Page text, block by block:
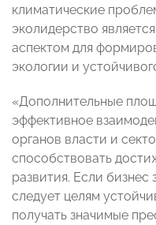
климатические
эколидерство
аспектом для
экологии и
«Дополнительные
эффективное
органов власти и
способствовать
развития. Если бизнес
следует целям
получать значимые